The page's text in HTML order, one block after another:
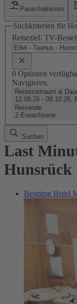
Pauschalreisen
Suchkriterien für
Reiseziel/ TV-
0 Optionen
Navigieren.
Reisezeitraum &
12.08.26 - 09.10.26,
Reisende
2 Erwachsene
Suchen
Last
Hunsrück
Besttime Hotel